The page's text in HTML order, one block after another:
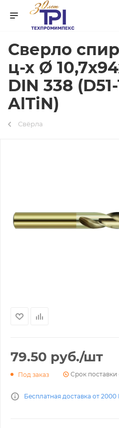
Сверло
ц-х Ø
DIN 338
AlTiN)
Свёрла
79.50 руб./шт
Под заказ Срок поставки
Бесплатная доставка от 2000